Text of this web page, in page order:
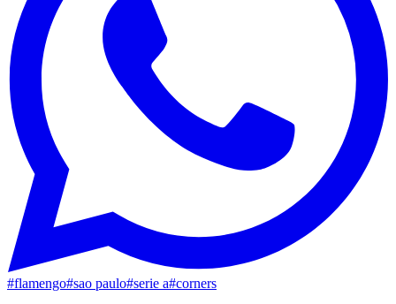
#flamengo#sao paulo#serie a#corners